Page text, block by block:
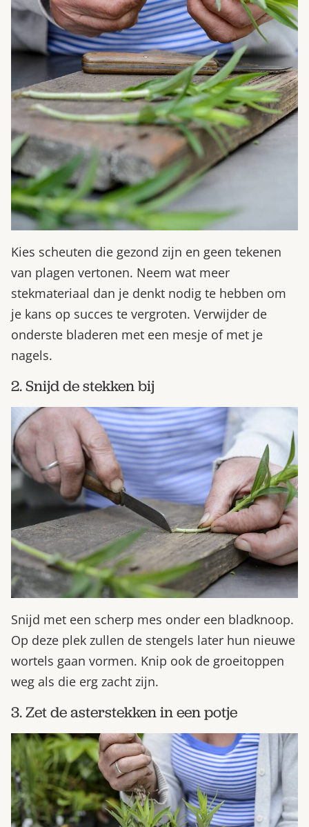
Kies scheuten die gezond zijn en geen tekenen
van plagen vertonen. Neem wat meer
stekmateriaal dan je denkt nodig te hebben om
je kans op succes te vergroten. Verwijder de
onderste bladeren met een mesje of met je
nagels.
2. Snijd de stekken bij
Snijd met een scherp mes onder een bladknoop.
Op deze plek zullen de stengels later hun nieuwe
wortels gaan vormen. Knip ook de groeitoppen
weg als die erg zacht zijn.
3. Zet de asterstekken in een potje